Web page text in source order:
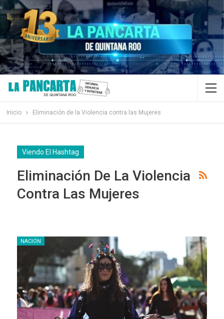
Inicio Eliminación de la Violencia contra las Mujeres
Viendo El Hashtag
Eliminación De La Violencia
Contra Las Mujeres
NACIÓN